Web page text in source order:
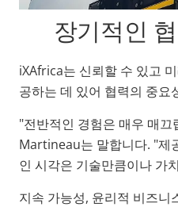
장기적인
iXAfrica는 신뢰할 수 있고
공하는 데 있어 협력의 중요
"전반적인 경험은 매우 매
Martineau는 말합니다. "제
인 시각은 기술만큼이나 가
지속 가능성, 윤리적 비즈니